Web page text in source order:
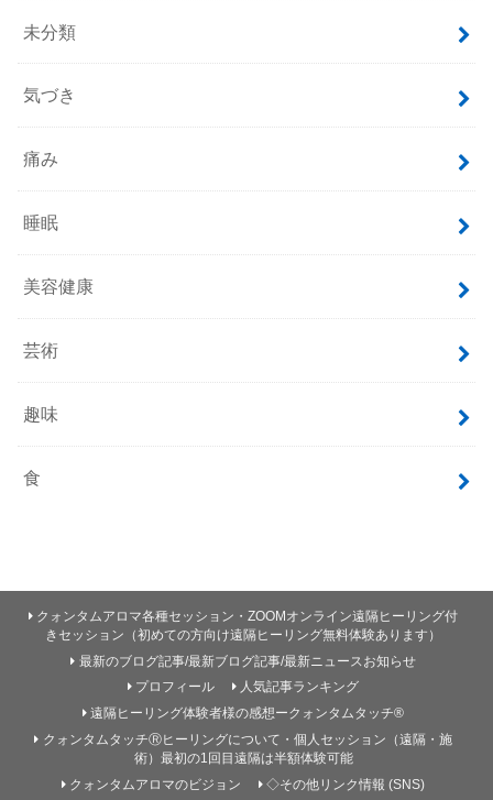
未分類
気づき
痛み
睡眠
美容健康
芸術
趣味
食
クォンタムアロマ各種セッション・ZOOMオンライン遠隔ヒーリング付
きセッション（初めての方向け遠隔ヒーリング無料体験あります）
最新のブログ記事/最新ブログ記事/最新ニュースお知らせ
プロフィール
人気記事ランキング
遠隔ヒーリング体験者様の感想ークォンタムタッチ®
クォンタムタッチⓇヒーリングについて・個人セッション（遠隔・施
術）最初の1回目遠隔は半額体験可能
クォンタムアロマのビジョン
◇その他リンク情報 (SNS)